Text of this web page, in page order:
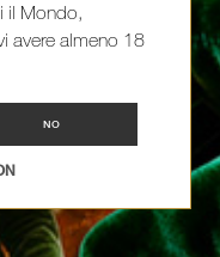
il Mondo,
avere almeno 18
NO